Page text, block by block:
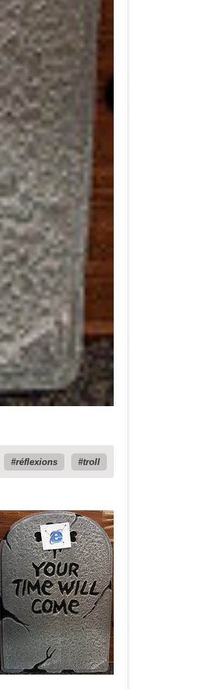
réflexions troll